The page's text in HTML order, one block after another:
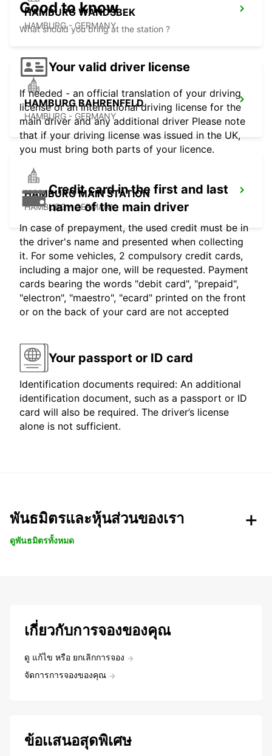
HAMBURG WANDSBEK
HAMBURG - GERMANY
HAMBURG BAHRENFELD
HAMBURG - GERMANY
HAMBURG MAIN STATION
HAMBURG - GERMANY
Good to know
What should you bring at the station ?
Your valid driver license
If needed - an official translation of your driving
license or an international driving license for the
main driver and any additional driver Please note
that if your driving license was issued in the UK,
you must bring both parts of your licence.
Credit card in the first and last
name of the main driver
In case of prepayment, the used credit must be in
the driver's name and presented when collecting
it. For some vehicles, 2 compulsory credit cards,
including a major one, will be requested. Payment
cards bearing the words "debit card", "prepaid",
"electron", "maestro", "ecard" printed on the front
or on the back of your card are not accepted
Your passport or ID card
Identification documents required: An additional
identification document, such as a passport or ID
card will also be required. The driver’s license
alone is not sufficient.
พันธมิตรและหุ้นส่วนของเรา
ดูพันธมิตรทั้งหมด
เกี่ยวกับการจองของคุณ
ดู แก้ไข หรือ ยกเลิกการจอง
จัดการการจองของคุณ
ข้อเเสนอสุดพิเศษ